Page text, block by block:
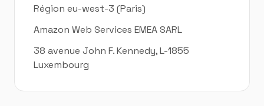
Région eu-west-3 (Paris)
Amazon Web Services EMEA SARL
38 avenue John F. Kennedy, L-1855
Luxembourg